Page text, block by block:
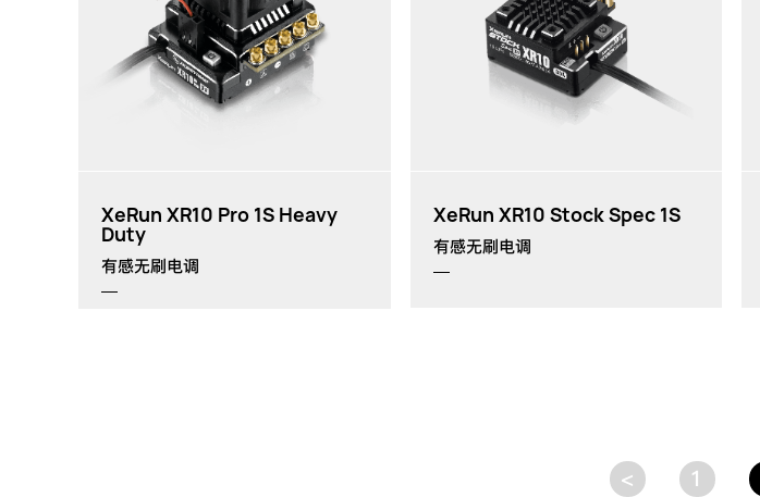
XeRun XR10 Pro 1S Heavy
Duty
有感无刷电调
XeRun XR10 Stock Spec 1S
有感无刷电调
< 1